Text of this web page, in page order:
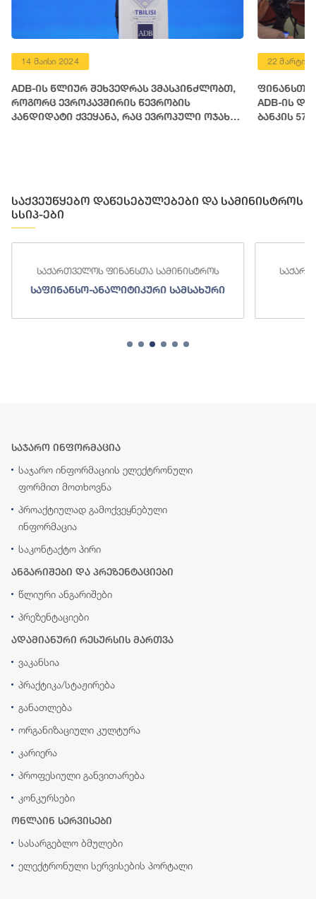
14 მაისი 2024
ADB-ის წლიურ შეხვედრას ვმასპინძლობთ,
როგორც ევროკავშირის წევრობის
კანდიდატი ქვეყანა, რაც ევროპული ოჯახის
22 მარტი
ფინანსთა
ADB-ის
ბანკის
საქვეუწყებო დაწესებულებები და სამინისტროს
სსიპ-ები
საქართველოს ფინანსთა სამინისტროს
საფინანსო-ანალიტიკური სამსახური
საჯარო ინფორმაცია
საჯარო ინფორმაციის ელექტრონული
ფორმით მოთხოვნა
პროაქტიულად გამოქვეყნებული
ინფორმაცია
საკონტაქტო პირი
ანგარიშები და პრეზენტაციები
წლიური ანგარიშები
პრეზენტაციები
ადამიანური რესურსის მართვა
ვაკანსია
პრაქტიკა/სტაჟირება
განათლება
ორგანიზაციული კულტურა
კარიერა
პროფესიული განვითარება
კონკურსები
ონლაინ სერვისები
სასარგებლო ბმულები
ელექტრონული სერვისების პორტალი